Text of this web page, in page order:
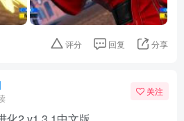
评分 回复 分享
关注